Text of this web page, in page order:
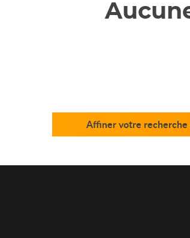
Affiner votre recherche